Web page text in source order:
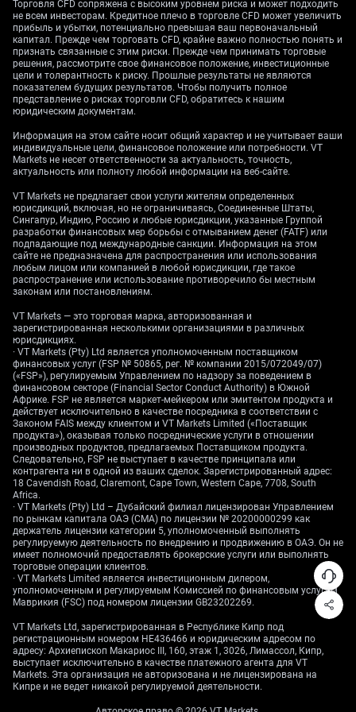
Текущая динамика в районе 183,90 отражает
нерешительность, а сжатие волатильности
действует как «сжатая пружина» перед пробоем.
Этот этап консолидации создаёт возможности для
деривативных стратегий, выигрывающих от
резкого роста волатильности.
Фундаментальная картина допускает потенциал
слабости, согласуясь с «медвежьими»
техническими сигналами. Свежие данные
показывают, что предварительный композитный
51,2, что указывает на потерю импульса экономики
и может давить на евро. В то же время базовая
инфляция в Японии остаётся устойчиво выше
целевого уровня Банка Японии, усиливая давление
в пользу возможного изменения политики, что
поддержало бы иену.
Стратегии на
волатильность в
преддверии пробоя
С учётом того, что рынок «скручивается в пружину»,
а подразумеваемая волатильность, вероятно,
остаётся заниженной, мы считаем привлекательной
стратегию покупки опционов. Длинный стрэддл или
стрэнгл позволят заработать на сильном ценовом
движении в любую сторону, используя пробой
треугольника без необходимости заранее
угадывать направление. Такой подход оптимален
для работы в условиях текущей нерешительности
до появления чёткого тренда.
В случае «медвежьего» пробоя мы следим за
поддержкой у нижней границы треугольника в
районе 183,40. Уверенное прохождение этого
уровня может спровоцировать быстрое снижение к
четырёхмесячному минимуму 181,87, делая пут-
опционы особенно ценными. Сценарий
Торговля CFD сопряжена с высоким уровнем риска и может подходить
не всем инвесторам. Кредитное плечо в торговле CFD может увеличить
прибыль и убытки, потенциально превышая ваш первоначальный
капитал. Прежде чем торговать CFD, крайне важно полностью понять и
признать связанные с этим риски. Прежде чем принимать торговые
решения, рассмотрите свое финансовое положение, инвестиционные
цели и толерантность к риску. Прошлые результаты не являются
показателем будущих результатов. Чтобы получить полное
представление о рисках торговли CFD, обратитесь к нашим
юридическим документам.
Информация на этом сайте носит общий характер и не учитывает ваши
индивидуальные цели, финансовое положение или потребности. VT
Markets не несет ответственности за актуальность, точность,
актуальность или полноту любой информации на веб-сайте.
VT Markets не предлагает свои услуги жителям определенных
юрисдикций, включая, но не ограничиваясь, Соединенные Штаты,
Сингапур, Индию, Россию и любые юрисдикции, указанные Группой
разработки финансовых мер борьбы с отмыванием денег (FATF) или
подпадающие под международные санкции. Информация на этом
сайте не предназначена для распространения или использования
любым лицом или компанией в любой юрисдикции, где такое
распространение или использование противоречило бы местным
законам или постановлениям.
VT Markets — это торговая марка, авторизованная и
зарегистрированная несколькими организациями в различных
юрисдикциях.
· VT Markets (Pty) Ltd является уполномоченным поставщиком
финансовых услуг (FSP № 50865, рег. № компании 2015/072049/07)
(«FSP»), регулируемым Управлением по надзору за поведением в
финансовом секторе (Financial Sector Conduct Authority) в Южной
Африке. FSP не является маркет-мейкером или эмитентом продукта и
действует исключительно в качестве посредника в соответствии с
Законом FAIS между клиентом и VT Markets Limited («Поставщик
продукта»), оказывая только посреднические услуги в отношении
производных продуктов, предлагаемых Поставщиком продукта.
Следовательно, FSP не выступает в качестве принципала или
контрагента ни в одной из ваших сделок. Зарегистрированный адрес:
18 Cavendish Road, Claremont, Cape Town, Western Cape, 7708, South
Africa.
· VT Markets (Pty) Ltd – Дубайский филиал лицензирован Управлением
по рынкам капитала ОАЭ (CMA) по лицензии № 20200000299 как
держатель лицензии категории 5, уполномоченный выполнять
регулируемую деятельность по внедрению и продвижению в ОАЭ. Он не
имеет полномочий предоставлять брокерские услуги или выполнять
торговые операции клиентов.
· VT Markets Limited является инвестиционным дилером,
уполномоченным и регулируемым Комиссией по финансовым услугам
Маврикия (FSC) под номером лицензии GB23202269.
VT Markets Ltd, зарегистрированная в Республике Кипр под
регистрационным номером HE436466 и юридическим адресом по
адресу: Архиепископ Макариос III, 160, этаж 1, 3026, Лимассол, Кипр,
выступает исключительно в качестве платежного агента для VT
Markets. Эта организация не авторизована и не лицензирована на
Кипре и не ведет никакой регулируемой деятельности.